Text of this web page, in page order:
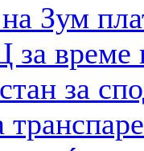
Зум
за време
за